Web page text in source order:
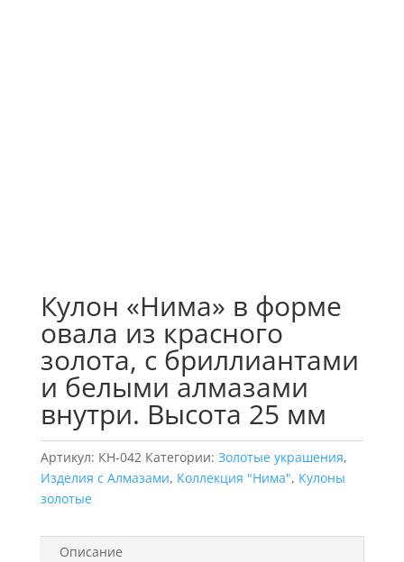
Кулон «Нима» в форме
овала из красного
золота, с бриллиантами
и белыми алмазами
внутри. Высота 25 мм
Артикул: КН-042 Категории: Золотые украшения,
Изделия с Алмазами, Коллекция "Нима", Кулоны
золотые
Описание